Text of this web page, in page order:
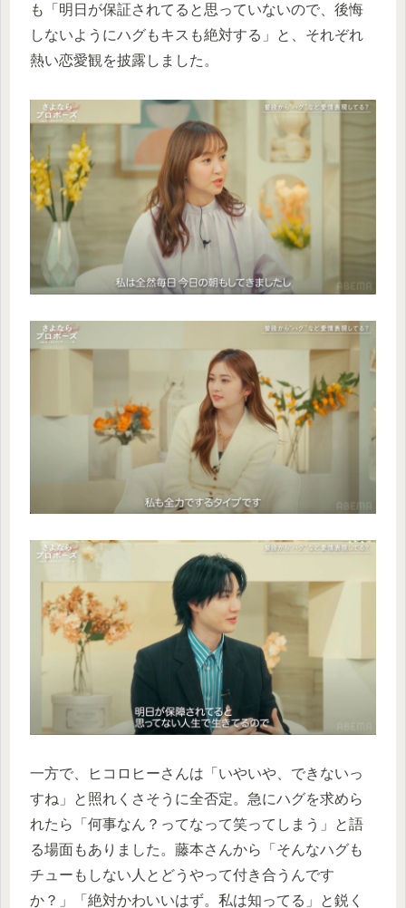
も「明日が保証されてると思っていないので、後悔
しないようにハグもキスも絶対する」と、それぞれ
熱い恋愛観を披露しました。
一方で、ヒコロヒーさんは「いやいや、できないっ
すね」と照れくさそうに全否定。急にハグを求めら
れたら「何事なん？ってなって笑ってしまう」と語
る場面もありました。藤本さんから「そんなハグも
チューもしない人とどうやって付き合うんです
か？」「絶対かわいいはず。私は知ってる」と鋭く